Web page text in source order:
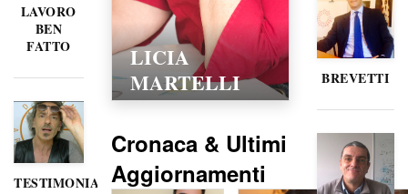
LAVORO
BEN
FATTO
TESTIMONIANZE
LICIA
MARTELLI
Cronaca & Ultimi
Aggiornamenti
BREVETTI